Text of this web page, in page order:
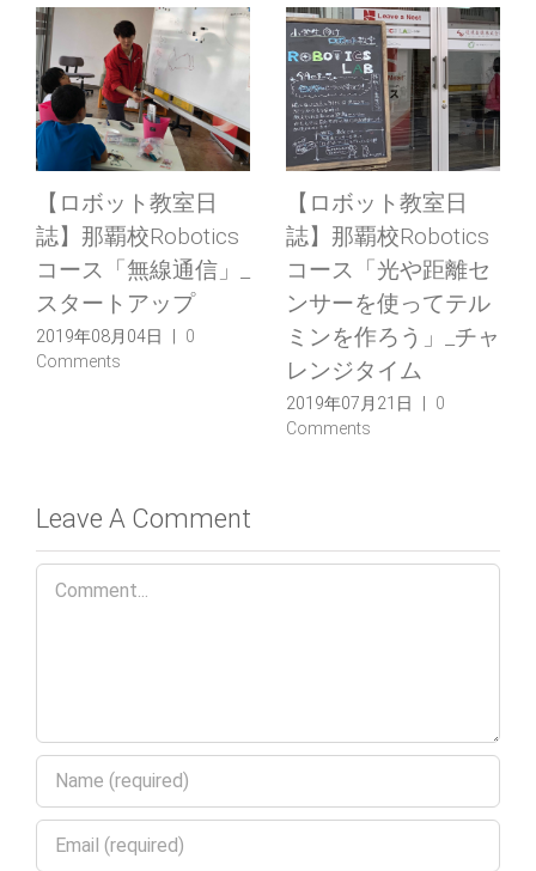
【ロボット教室日
誌】那覇校Robotics
コース「光や距離セ
ンサーを使ってテル
ミンを作ろう」_スタ
ートアップ
【7/21 特別体験教
室】【那覇】大人気
企画！スイスイ進む
ホバークラフトを作
ろう！
2019年07月01日
Comments
Leave A Comment
Comment